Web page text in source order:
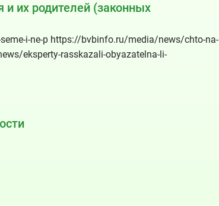
их родителей (законных
i-ne-p https://bvbinfo.ru/media/news/chto-na-
eksperty-rasskazali-obyazatelna-li-